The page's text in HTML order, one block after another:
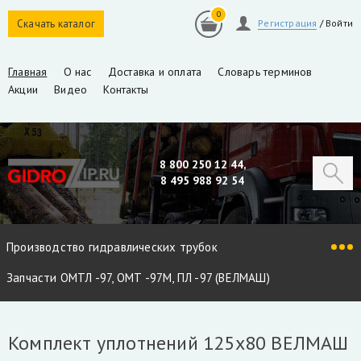
Скачать каталог Регистрация / Войти
0
Главная О нас Доставка и оплата
Словарь терминов
Акции
Видео Контакты
8 800 250 12 44,
8 495 988 92 54
Производство гидравлических трубок
Запчасти ОМТЛ -97, ОМТ -97М, ПЛ -97 (ВЕЛМАШ)
Запчасти Майман 90, 100, 110 / Атлант 90, 100
Комплект уплотнений 125х80 ВЕЛМАШ